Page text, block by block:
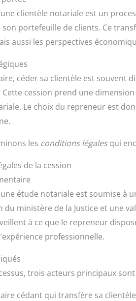
clientèle notariale est un
portefeuille de clients. Ce
aussi les perspectives
céder sa clientèle est souvent
Cette cession prend une
Le choix du repreneur est
les conditions légalesqui
de la cession
étude notariale est soumise
du ministère de la Justice et une
à ce que le repreneur
professionnelle.
trois acteurs principaux
cédant qui transfère sa